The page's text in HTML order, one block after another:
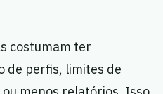
costumam ter
de perfis, limites de